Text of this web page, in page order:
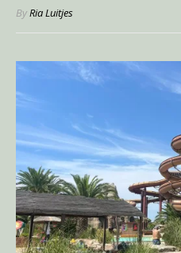
ByRia Luitjes